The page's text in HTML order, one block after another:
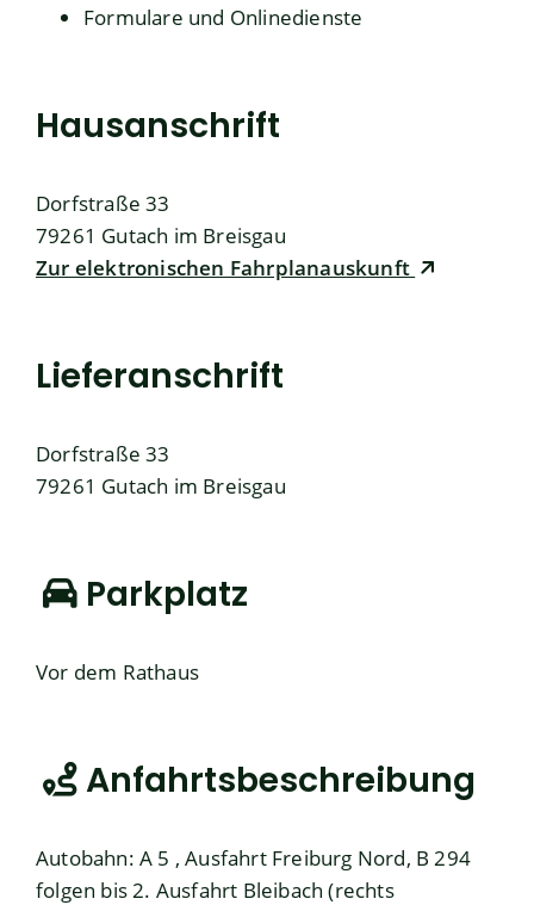
Formulare und Onlinedienste
Hausanschrift
Dorfstraße 33
79261 Gutach im Breisgau
Zur elektronischen Fahrplanauskunft
Lieferanschrift
Dorfstraße 33
79261 Gutach im Breisgau
Parkplatz
Vor dem Rathaus
Anfahrtsbeschreibung
Autobahn: A 5 , Ausfahrt Freiburg Nord, B 294
folgen bis 2. Ausfahrt Bleibach (rechts